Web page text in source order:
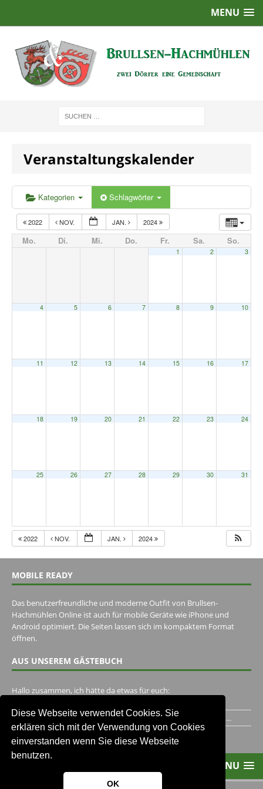
Diese Webseite verwendet Cookies. Sie
erklären sich mit der Verwendung von Cookies
einverstanden wenn Sie diese Webseite
benutzen.
OK
MENU
Veranstaltungskalender
Kategorien Schlagwörter
2022 NOV. JAN. 2024
Mo. Di. Mi. Do. Fr. Sa. So.
1 2 3
4 5 6 7 8 9 10
11 12 13 14 15 16 17
18 19 20 21 22 23 24
25 26 27 28 29 30 31
2022 NOV. JAN. 2024
MOBILE READY
Das benutzerfreundliche und moderne Outfit von Brullsen-
Hachmühlen Online ist auch für mobile Geräte wie iPhone und
Android optimiert. Die Seiten lassen sich im kompaktem Format
öffnen.
AUS UNSEREM GÄSTEBUCH
Hallo zusammen, ich hätte da etwas für euch:
Ich habe ein Jahr im Gasthaus Hugo Pape verbracht..Habe ihn...
Unser Gästebuch besuchen
MENU